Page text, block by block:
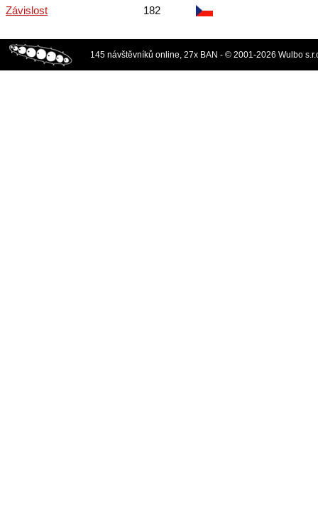
Závislost 182
145 návštěvníků online, 27x BAN - © 2001-2026 Wulbo